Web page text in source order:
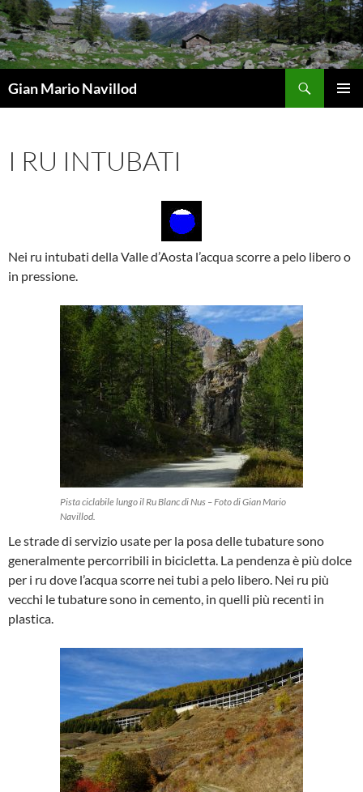
Vai
al
contenuto
Gian Mario Navillod
I RU INTUBATI
Nei ru intubati della Valle d’Aosta l’acqua scorre a pelo libero o
in pressione.
Pista ciclabile lungo il Ru Blanc di Nus – Foto di Gian Mario
Navillod.
Le strade di servizio usate per la posa delle tubature sono
generalmente percorribili in bicicletta. La pendenza è più dolce
per i ru dove l’acqua scorre nei tubi a pelo libero. Nei ru più
vecchi le tubature sono in cemento, in quelli più recenti in
plastica.